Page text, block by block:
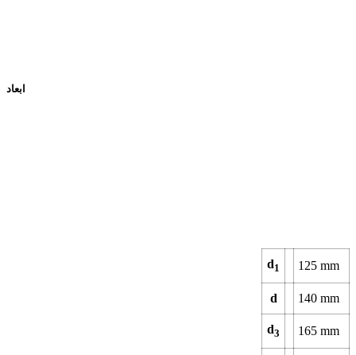
ابعاد
d1 125 mm
d 140 mm
d3 165 mm